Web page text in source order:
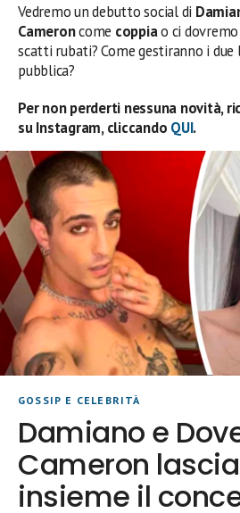
Vedremo un debutto social di
Cameroncome coppiao ci
scatti rubati? Come gestiranno i
pubblica?
Per non perderti nessuna novità,
su Instagram, cliccando QUI.
GOSSIP E CELEBRITÀ
Damiano e
Cameron
insieme il